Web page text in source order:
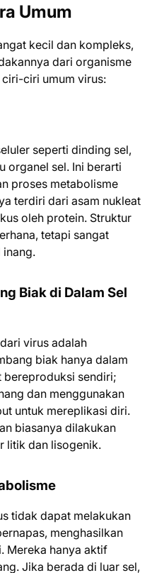
Umum
kecil dan kompleks,
dari organisme
ciri umum virus:
seperti dinding sel,
organel sel. Ini berarti
proses metabolisme
terdiri dari asam nukleat
oleh protein. Struktur
tetapi sangat
Biak di Dalam Sel
virus adalah
biak hanya dalam
bereproduksi sendiri;
dan menggunakan
untuk mereplikasi diri.
biasanya dilakukan
litik dan lisogenik.
tidak dapat melakukan
menghasilkan
Mereka hanya aktif
Jika berada di luar sel,